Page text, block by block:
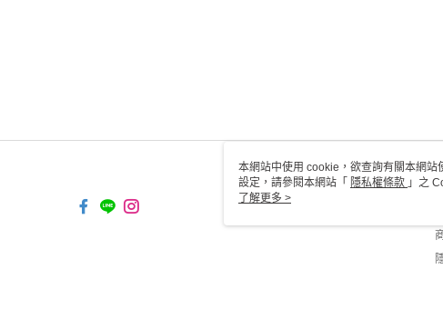
本網站中使用 cookie，欲查詢有關本網
設定，請參閱本網站「 隱私權條款 」之
使用 cookie。
了解更多 >